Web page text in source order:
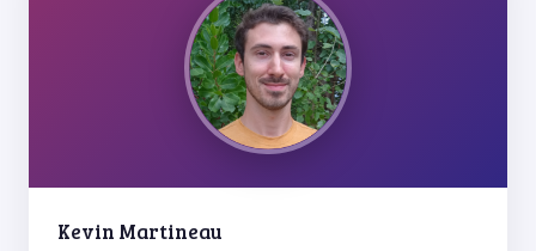
Kevin Martineau